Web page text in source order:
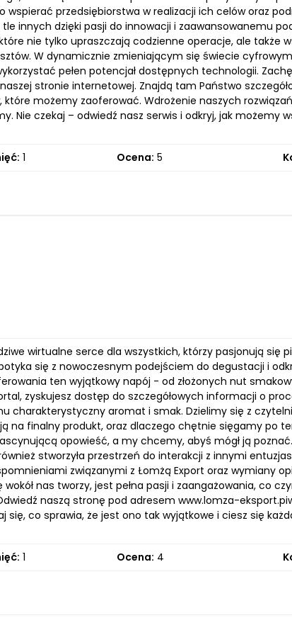
przedsiębiorstwa w realizacji ich celów oraz
innych dzięki pasji do innowacji i zaawansowanemu
nie tylko upraszczają codzienne operacje, ale także
W dynamicznie zmieniającym się świecie
pełen potencjał dostępnych technologii.
stronie internetowej. Znajdą tam Państwo
które możemy zaoferować. Wdrożenie naszych
Nie czekaj – odwiedź nasz serwis i odkryj, jak możemy
1 Ocena: 5
wirtualne serce dla wszystkich, którzy pasjonują się
się z nowoczesnym podejściem do degustacji i
ten wyjątkowy napój - od złożonych nut
zyskujesz dostęp do szczegółowych informacji o
charakterystyczny aromat i smak. Dzielimy się z
na finalny produkt, oraz dlaczego chętnie sięgamy po
opowieść, a my chcemy, abyś mógł ją
stworzyła przestrzeń do interakcji z innymi
związanymi z Łomżą Export oraz wymiany
nas tworzy, jest pełna pasji i zaangażowania, co
naszą stronę pod adresem www.lomza-
się, co sprawia, że jest ono tak wyjątkowe i ciesz się
1 Ocena: 4